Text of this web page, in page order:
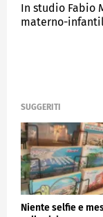
In studio Fabio
materno-
SUGGERITI
Niente selfie e